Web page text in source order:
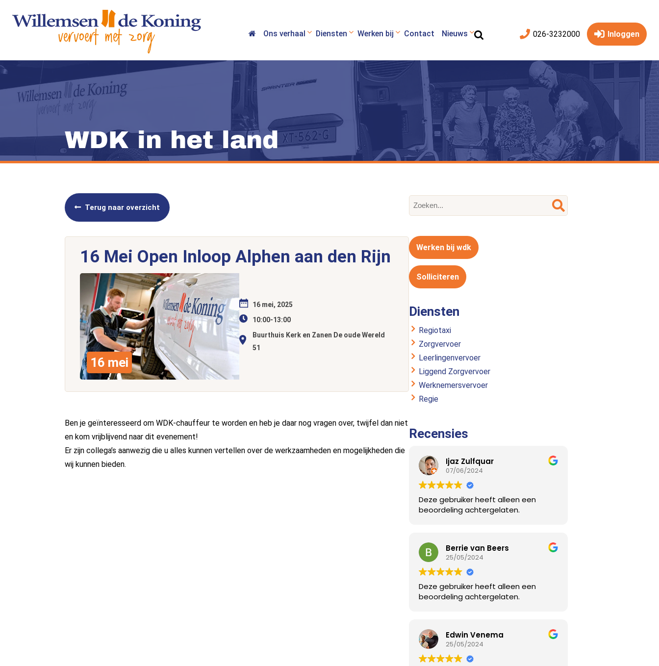
Ons verhaal Diensten Werken bij Contact Nieuws 026-3232000 Inloggen
WDK in het land
Terug naar overzicht
16 Mei Open Inloop Alphen aan den Rijn
16 mei
16 mei, 2025
10:00-13:00
Buurthuis Kerk en Zanen De oude Wereld
51
Ben je geïnteresseerd om WDK-chauffeur te worden en heb je daar nog vragen over, twijfel dan niet
en kom vrijblijvend naar dit evenement!
Er zijn collega’s aanwezig die u alles kunnen vertellen over de werkzaamheden en mogelijkheden die
wij kunnen bieden.
Werken bij wdk
Solliciteren
Diensten
Regiotaxi
Zorgvervoer
Leerlingenvervoer
Liggend Zorgvervoer
Werknemersvervoer
Regie
Recensies
Ijaz Zulfquar
07/06/2024
Deze gebruiker heeft alleen een
beoordeling achtergelaten.
Berrie van Beers
25/05/2024
Deze gebruiker heeft alleen een
beoordeling achtergelaten.
Edwin Venema
25/05/2024